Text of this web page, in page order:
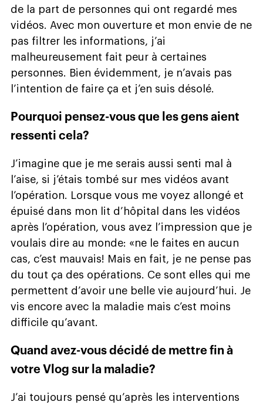
de la part de personnes qui ont regardé mes
vidéos. Avec mon ouverture et mon envie de ne
pas filtrer les informations, j’ai
malheureusement fait peur à certaines
personnes. Bien évidemment, je n’avais pas
l’intention de faire ça et j’en suis désolé.
Pourquoi pensez-vous que les gens aient
ressenti cela?
J’imagine que je me serais aussi senti mal à
l’aise, si j’étais tombé sur mes vidéos avant
l’opération. Lorsque vous me voyez allongé et
épuisé dans mon lit d’hôpital dans les vidéos
après l’opération, vous avez l’impression que je
voulais dire au monde: «ne le faites en aucun
cas, c’est mauvais! Mais en fait, je ne pense pas
du tout ça des opérations. Ce sont elles qui me
permettent d’avoir une belle vie aujourd’hui. Je
vis encore avec la maladie mais c’est moins
difficile qu’avant.
Quand avez-vous décidé de mettre fin à
votre Vlog sur la maladie?
J’ai toujours pensé qu’après les interventions